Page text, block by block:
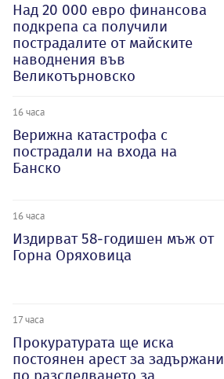
Над 20 000 евро финансова
подкрепа са получили
пострадалите от майските
наводнения във
Великотърновско
16 часа
Верижна катастрофа с
пострадали на входа на
Банско
16 часа
Издирват 58-годишен мъж от
Горна Оряховица
17 часа
Прокуратурата ще иска
постоянен арест за задържани